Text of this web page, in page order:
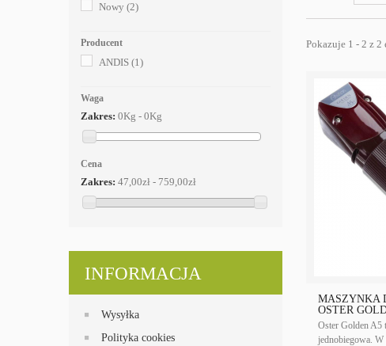
Nowy (2)
Producent
ANDIS (1)
Waga
Zakres: 0Kg - 0Kg
Cena
Zakres: 47,00zł - 759,00zł
INFORMACJA
Wysyłka
Polityka cookies
Pokazuje 1 - 2 z 2
MASZYNKA
OSTER
Oster Golden A5
jednobiegowa. W